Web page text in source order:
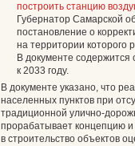
построить станцию
Губернатор Самарской
постановление о
на территории
В документе содержится
к 2033 году.
В документе указано, что
населенных пунктов при
традиционной улично-
прорабатывает концепцию
в строительство объектов